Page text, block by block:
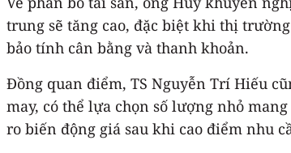
trung sẽ tăng cao, đặc biệt khi thị
bảo tính cân bằng và thanh khoản.
Đồng quan điểm, TS Nguyễn Trí Hiếu
may, có thể lựa chọn số lượng nhỏ
ro biến động giá sau khi cao điểm nhu